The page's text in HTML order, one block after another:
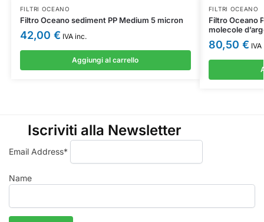
FILTRI OCEANO
Filtro Oceano sediment PP Medium 5 micron
42,00 € IVA inc.
Aggiungi al carrello
FILTRI OCEANO
Filtro Oceano
molecole
80,50 €
Iscriviti alla Newsletter
Email Address*
Name